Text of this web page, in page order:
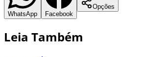
WhatsApp Facebook
Opções
Leia Também